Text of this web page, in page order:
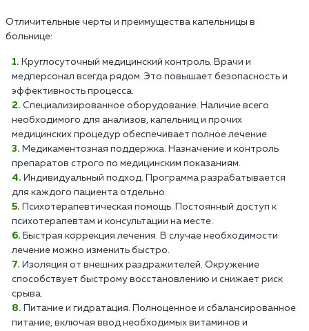
Отличительные черты и преимущества капельницы в
больнице:
Круглосуточный медицинский контроль. Врачи и
медперсонал всегда рядом. Это повышает безопасность и
эффективность процесса.
Специализированное оборудование. Наличие всего
необходимого для анализов, капельниц и прочих
медицинских процедур обеспечивает полное лечение.
Медикаментозная поддержка. Назначение и контроль
препаратов строго по медицинским показаниям.
Индивидуальный подход. Программа разрабатывается
для каждого пациента отдельно.
Психотерапевтическая помощь. Постоянный доступ к
психотерапевтам и консультации на месте.
Быстрая коррекция лечения. В случае необходимости
лечение можно изменить быстро.
Изоляция от внешних раздражителей. Окружение
способствует быстрому восстановлению и снижает риск
срыва.
Питание и гидратация. Полноценное и сбалансированное
питание, включая ввод необходимых витаминов и